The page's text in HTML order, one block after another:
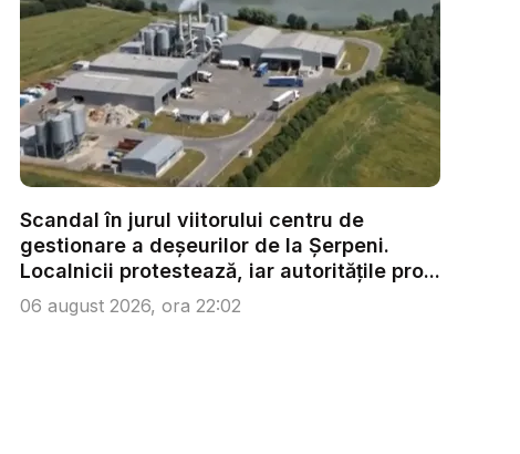
Scandal în jurul viitorului centru de
gestionare a deșeurilor de la Șerpeni.
Localnicii protestează, iar autoritățile pro...
06 august 2026, ora 22:02